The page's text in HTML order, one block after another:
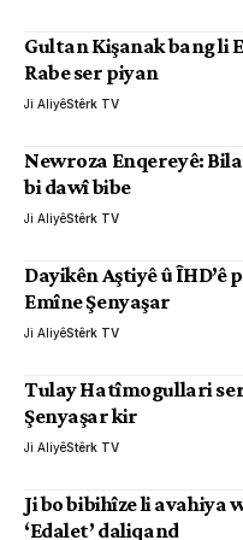
Gultan Kişanak bang li
Rabe ser piyan
Ji AliyêStêrk TV
Newroza Enqereyê:
bi dawî bibe
Ji AliyêStêrk TV
Dayikên Aştiyê û ÎHD’ê
Emîne Şenyaşar
Ji AliyêStêrk TV
Tulay Hatîmogullari
Şenyaşar kir
Ji AliyêStêrk TV
Ji bo bibihîze li avahiya
‘Edalet’ daliqand